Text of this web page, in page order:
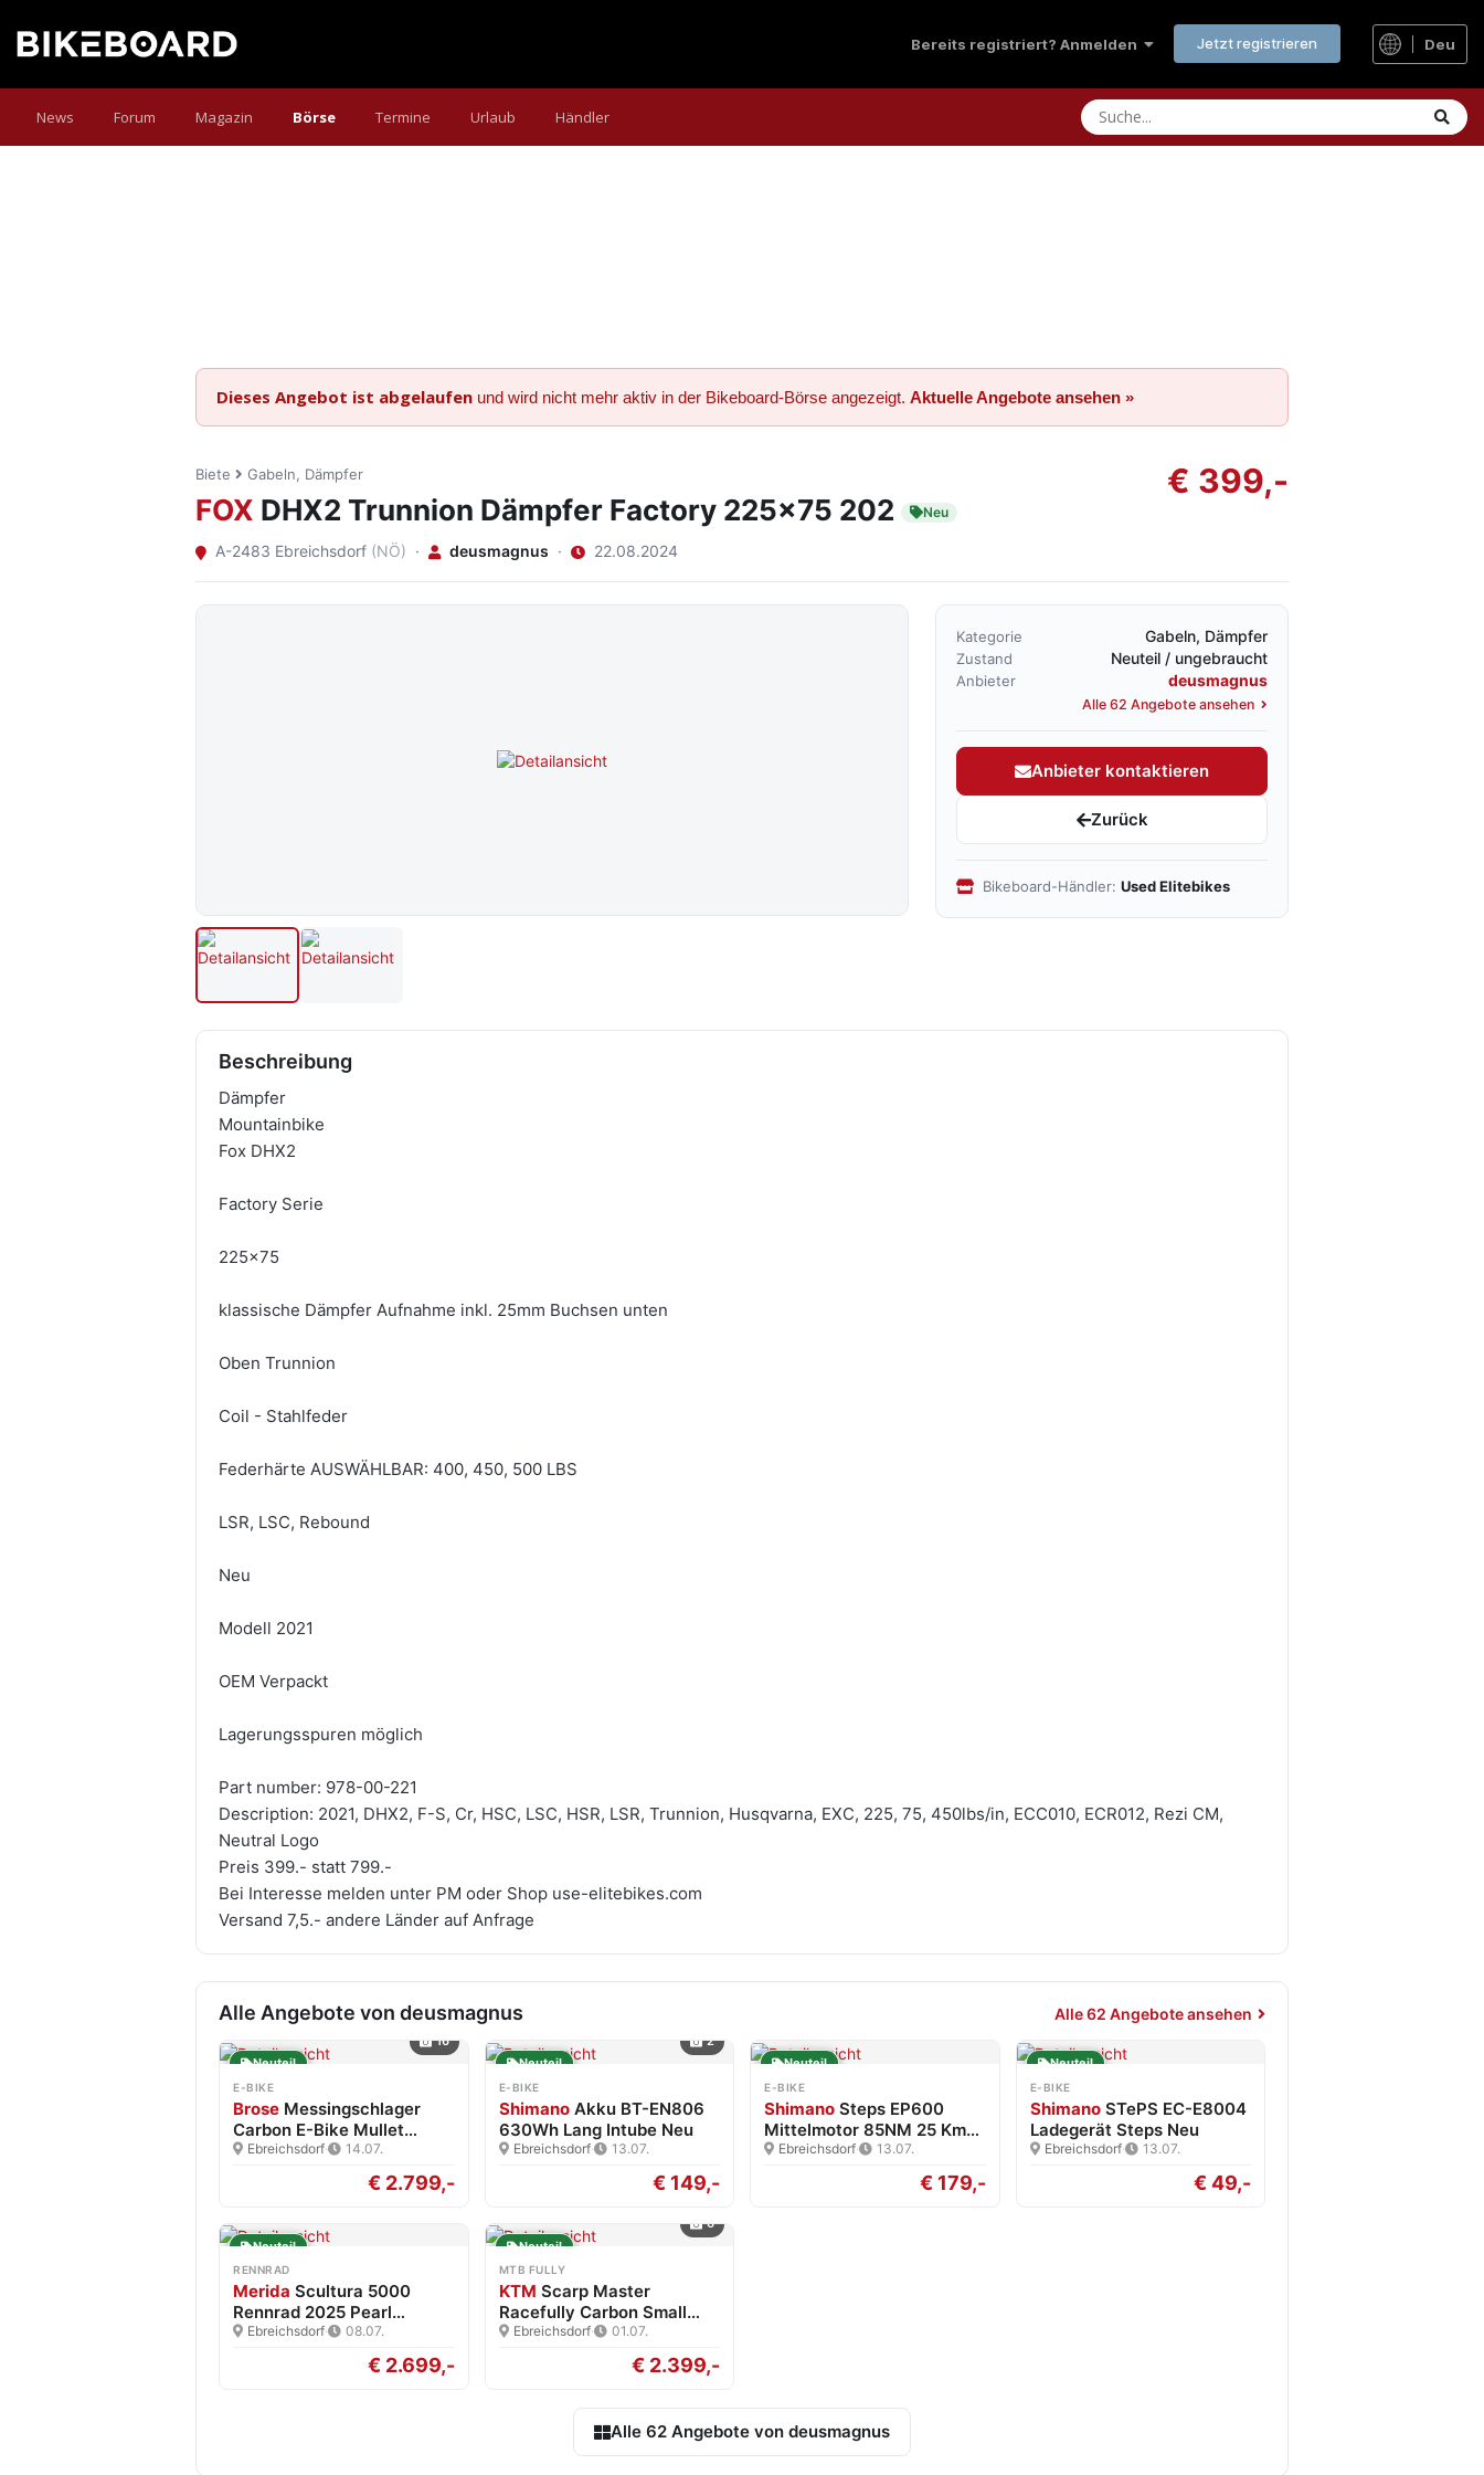
Bereits registriert? Anmelden Jetzt registrieren Deu
News Forum Magazin Börse Termine Urlaub Händler
Dieses Angebot ist abgelaufen und wird nicht mehr aktiv in der Bikeboard-Börse angezeigt. Aktuelle Angebote ansehen »
Biete Gabeln, Dämpfer
FOX DHX2 Trunnion Dämpfer Factory 225x75 202 Neu
A-2483 Ebreichsdorf (NÖ) · deusmagnus · 22.08.2024
€ 399,-
Kategorie Gabeln, Dämpfer
Zustand Neuteil / ungebraucht
Anbieter deusmagnus
Alle 62 Angebote ansehen
Anbieter kontaktieren
Zurück
Bikeboard-Händler: Used Elitebikes
Beschreibung
Dämpfer
Mountainbike
Fox DHX2
Factory Serie
225x75
klassische Dämpfer Aufnahme inkl. 25mm Buchsen unten
Oben Trunnion
Coil - Stahlfeder
Federhärte AUSWÄHLBAR: 400, 450, 500 LBS
LSR, LSC, Rebound
Neu
Modell 2021
OEM Verpackt
Lagerungsspuren möglich
Part number: 978-00-221
Description: 2021, DHX2, F-S, Cr, HSC, LSC, HSR, LSR, Trunnion, Husqvarna, EXC, 225, 75, 450lbs/in, ECC010, ECR012, Rezi CM,
Neutral Logo
Preis 399.- statt 799.-
Bei Interesse melden unter PM oder Shop use-elitebikes.com
Versand 7,5.- andere Länder auf Anfrage
Alle Angebote von deusmagnus Alle 62 Angebote ansehen
16
Neuteil
E-BIKE
Brose Messingschlager
Carbon E-Bike Mullet
Brose…
Ebreichsdorf· 14.07.
€ 2.799,-
2
Neuteil
E-BIKE
Shimano Akku BT-EN806
630Wh Lang Intube Neu
Ebreichsdorf· 13.07.
€ 149,-
Neuteil
E-BIKE
Shimano Steps EP600
Mittelmotor 85NM 25 Km/h
NeuEbreichsdorf· 13.07.
€ 179,-
Neuteil
E-BIKE
Shimano STePS EC-E8004
Ladegerät Steps Neu
Ebreichsdorf· 13.07.
€ 49,-
Neuteil
RENNRAD
Merida Scultura 5000
Rennrad 2025 Pearl
White/Blk…
Ebreichsdorf· 08.07.
€ 2.699,-
6
Neuteil
MTB FULLY
KTM Scarp Master
Racefully Carbon Small
XT…Ebreichsdorf· 01.07.
€ 2.399,-
Alle 62 Angebote von deusmagnus